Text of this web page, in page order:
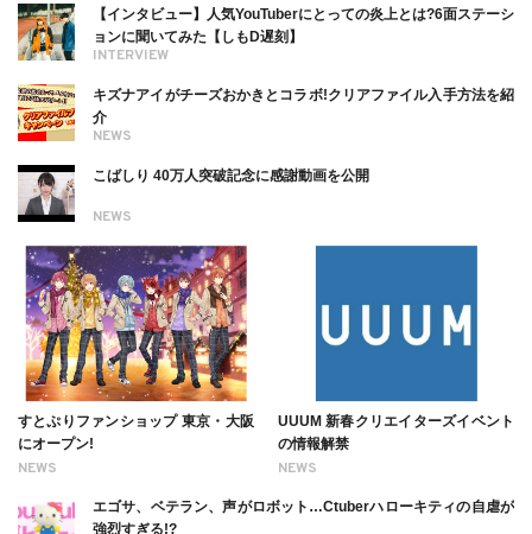
INTERVIEW
【インタビュー】人気YouTuberにとっての炎上とは?6面ステーシ
ョンに聞いてみた【しもD遅刻】
NEWS
キズナアイがチーズおかきとコラボ!クリアファイル入手方法を紹
介
NEWS
こばしり 40万人突破記念に感謝動画を公開
NEWS
すとぷりファンショップ 東京・大阪
にオープン!
NEWS
UUUM 新春クリエイターズイベント
の情報解禁
エゴサ、ベテラン、声がロボット…Ctuberハローキティの自虐が
強烈すぎる!?